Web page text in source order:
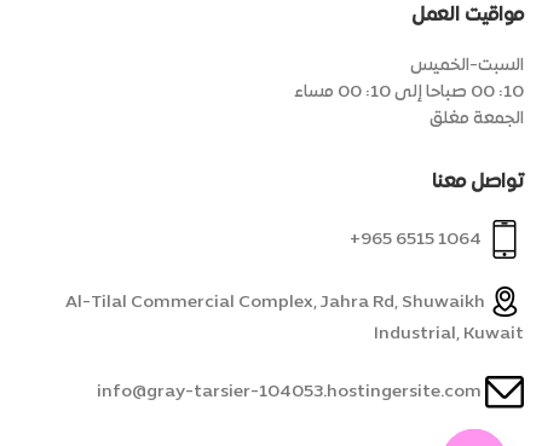
مواقيت العمل
السبت-الخميس
10: 00 صباحا إلى 10: 00 مساء
الجمعة مغلق
تواصل معنا
Al-Tilal Commercial Complex, Jahra Rd, Shuwaikh
Industrial, Kuwait